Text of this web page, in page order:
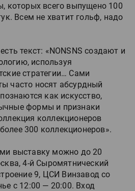
которых всего выпущено 100
Всем не хватит гольф, надо
текст: «NONSNS создают и
используя
стратегии… Сами
часто носят абсурдный
как искусство,
формы и признаки
коллекционеров
300 коллекционеров».
выставку можно до 20
4-й Сыромятнический
9, ЦСИ Винзавод со
c 12:00 — 20:00. Вход